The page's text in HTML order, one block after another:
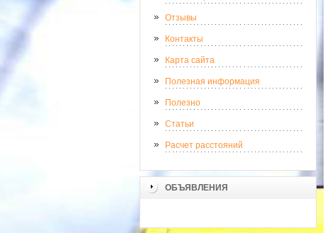
Отзывы
Контакты
Карта сайта
Полезная информация
Полезно
Статьи
Расчет расстояний
ОБЪЯВЛЕНИЯ